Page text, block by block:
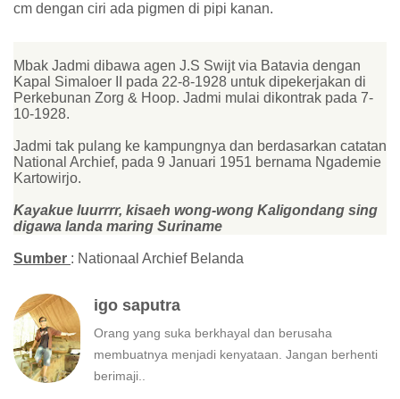
cm dengan ciri ada pigmen di pipi kanan.
Mbak Jadmi dibawa agen J.S Swijt via Batavia dengan
Kapal Simaloer II pada 22-8-1928 untuk dipekerjakan di
Perkebunan Zorg & Hoop. Jadmi mulai dikontrak pada 7-
10-1928.
Jadmi tak pulang ke kampungnya dan berdasarkan catatan
National Archief, pada 9 Januari 1951 bernama Ngademie
Kartowirjo.
Kayakue luurrrr, kisaeh wong-wong Kaligondang sing
digawa landa maring Suriname
Sumber : Nationaal Archief Belanda
igo saputra
Orang yang suka berkhayal dan berusaha
membuatnya menjadi kenyataan. Jangan berhenti
berimaji..